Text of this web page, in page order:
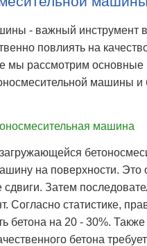
- важный инструмент
повлиять на
мы рассмотрим
машины
машина
на поверхности.
Затем
Согласно статистике,
бетона на 20 - 30%.
бетона